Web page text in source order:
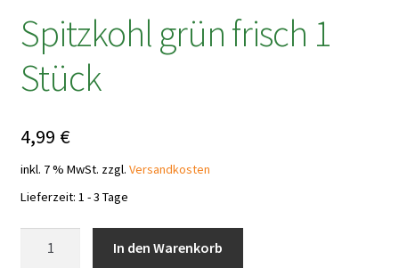
Spitzkohl grün frisch 1
Stück
4,99 €
inkl. 7 % MwSt. zzgl. Versandkosten
Lieferzeit: 1 - 3 Tage
In den Warenkorb